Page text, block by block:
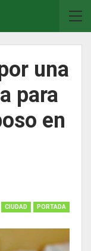
una
para
en
CIUDAD PORTADA